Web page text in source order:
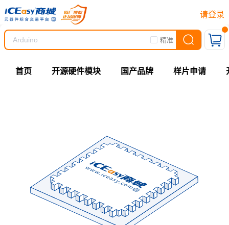
请登录
精准
首页 开源硬件模块 国产品牌 样片申请